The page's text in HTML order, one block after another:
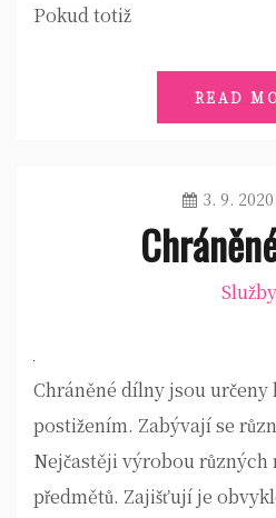
Pokud totiž
READ
3. 9. 2020
Služby
Chráněné dílny jsou
postižením. Zabývají se
Nejčastěji výrobou
předmětů. Zajišťují je